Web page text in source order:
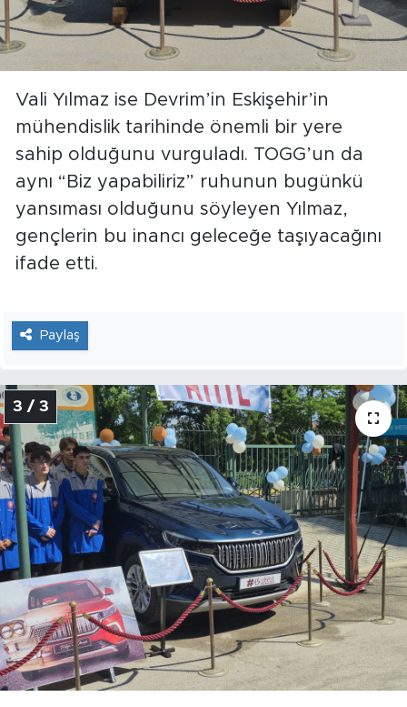
Vali Yılmaz ise Devrim’in Eskişehir’in
mühendislik tarihinde önemli bir yere
sahip olduğunu vurguladı. TOGG’un da
aynı “Biz yapabiliriz” ruhunun bugünkü
yansıması olduğunu söyleyen Yılmaz,
gençlerin bu inancı geleceğe taşıyacağını
ifade etti.
Paylaş
3 / 3